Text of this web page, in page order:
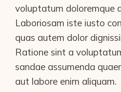
voluptatum doloremque
Laboriosam iste iusto
quas autem dolor
Ratione sint a
sandae assumenda
aut labore enim aliquam.